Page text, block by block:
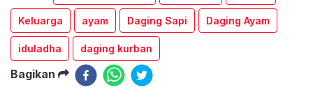
Keluarga ayam Daging Sapi Daging Ayam
iduladha daging kurban
Bagikan